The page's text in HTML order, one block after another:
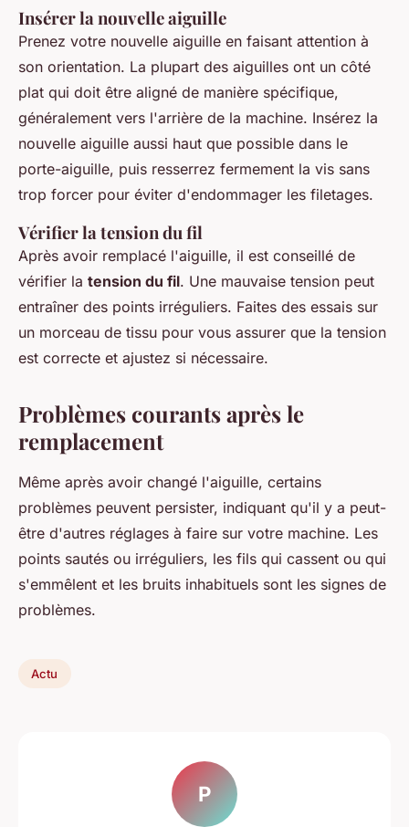
Insérer la nouvelle aiguille
Prenez votre nouvelle aiguille en faisant attention à
son orientation. La plupart des aiguilles ont un côté
plat qui doit être aligné de manière spécifique,
généralement vers l'arrière de la machine. Insérez la
nouvelle aiguille aussi haut que possible dans le
porte-aiguille, puis resserrez fermement la vis sans
trop forcer pour éviter d'endommager les filetages.
Vérifier la tension du fil
Après avoir remplacé l'aiguille, il est conseillé de
vérifier la tension du fil. Une mauvaise tension peut
entraîner des points irréguliers. Faites des essais sur
un morceau de tissu pour vous assurer que la tension
est correcte et ajustez si nécessaire.
Problèmes courants après le
remplacement
Même après avoir changé l'aiguille, certains
problèmes peuvent persister, indiquant qu'il y a peut-
être d'autres réglages à faire sur votre machine. Les
points sautés ou irréguliers, les fils qui cassent ou qui
s'emmêlent et les bruits inhabituels sont les signes de
problèmes.
Actu
P